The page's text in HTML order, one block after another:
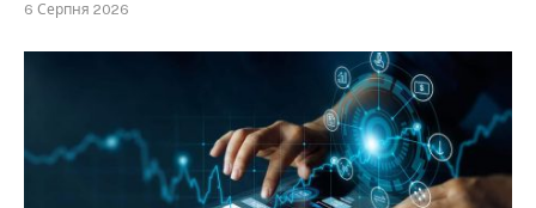
6 Серпня 2026